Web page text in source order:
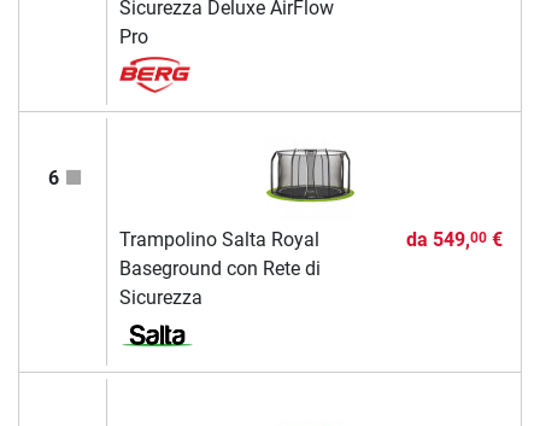
Sicurezza Deluxe AirFlow
Pro
6
Trampolino Salta Royal
Baseground con Rete di
Sicurezza
da 549,00€